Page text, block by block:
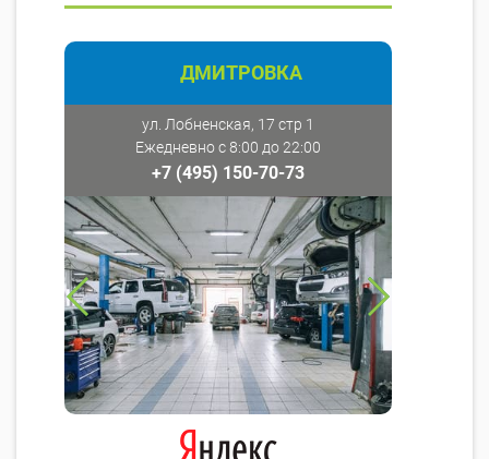
ДМИТРОВКА
ул. Лобненская, 17 стр 1
Ежедневно с 8:00 до 22:00
+7 (495) 150-70-73